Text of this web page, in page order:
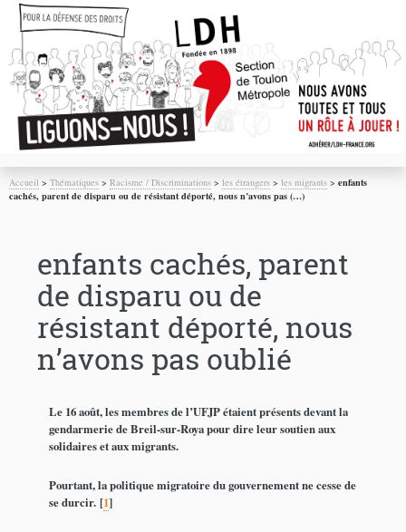
Accueil >Thématiques >Racisme / Discriminations >les étrangers >les migrants >enfants
cachés, parent de disparu ou de résistant déporté, nous n’avons pas (…)
enfants cachés, parent
de disparu ou de
résistant déporté, nous
n’avons pas oublié
Le 16 août, les membres de l’UFJP étaient présents devant la
gendarmerie de Breil-sur-Roya pour dire leur soutien aux
solidaires et aux migrants.
Pourtant, la politique migratoire du gouvernement ne cesse de
se durcir.[1]